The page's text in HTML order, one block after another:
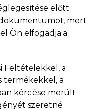
előtt
mert
Ön elfogadja a
Feltételekkel, a
termékekkel, a
kérdése merült
szeretné